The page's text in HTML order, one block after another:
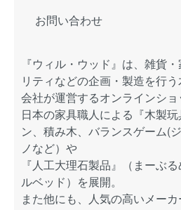
お問い合わせ
『ウィル・ウッド』は、雑貨
リティなどの企画・製造を行
会社が運営するオンラインショ
日本の家具職人による『木製
ン、積み木、バランスゲーム(
ノなど）や
『人工大理石製品』（まーぶ
ルベッド）を展開。
また他にも、人気の高いメー